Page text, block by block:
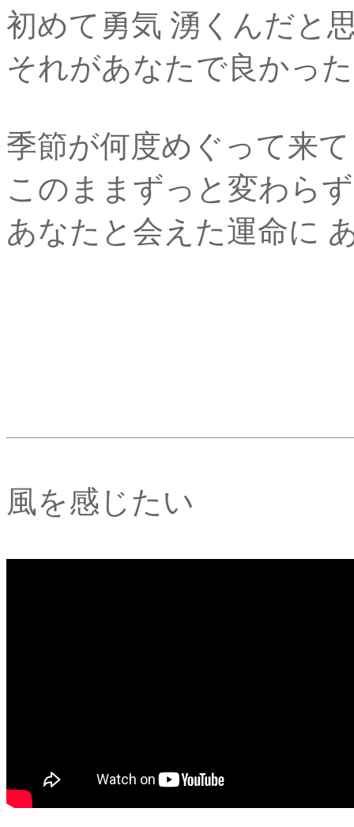
初めて勇気 湧くんだと
それがあなたで良かっ
季節が何度めぐって来
このままずっと変わら
あなたと会えた運命に
風を感じたい